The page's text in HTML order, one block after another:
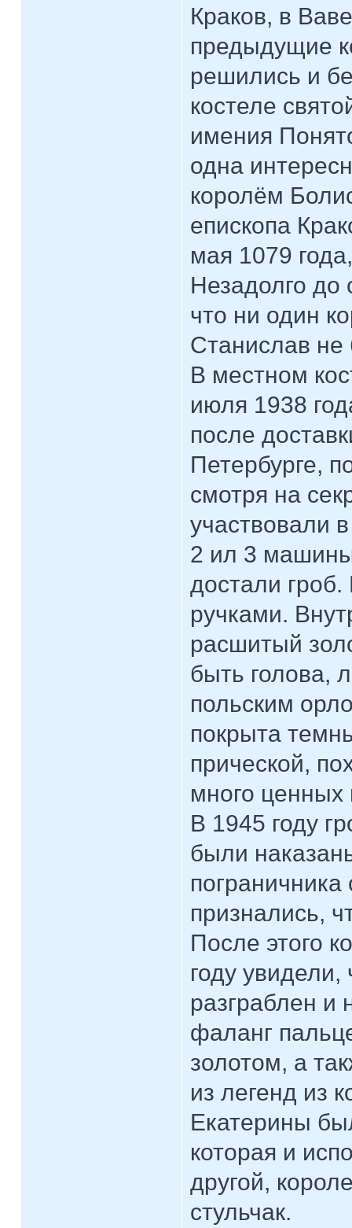
Краков, в
предыдущие
решились и
костеле
имения
одна
королём
епископа
мая 1079
Незадолго до
что ни один
Станислав не
В местном
июля 1938
после
Петербурге,
смотря на
участвовали
2 ил 3
достали
ручками.
расшитый
быть голова,
польским
покрыта
прической,
много
В 1945 году
были
признались,
После этого
году
разграблен и
фаланг
золотом, а
из легенд из
Екатерины
которая и
другой,
стульчак.